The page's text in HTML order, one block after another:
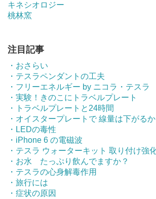
キネシオロジー
桃林窯
注目記事
・おさらい
・テスラペンダントの工夫
・フリーエネルギー by ニコラ・テスラ
・実験！きのこにトラベルプレート
・トラベルプレートと24時間
・オイスタープレートで 線量は下がるか
・LEDの毒性
・iPhone 6 の電磁波
・テスラ ウォーターキット 取り付け強
・お水 たっぷり飲んでますか？
・テスラの心身解毒作用
・旅行には
・症状の原因